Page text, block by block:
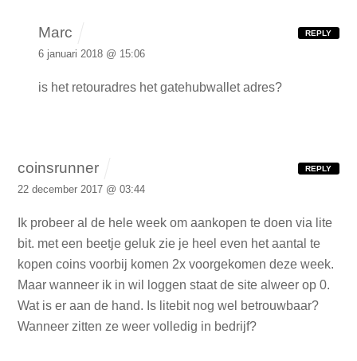
Marc
6 januari 2018 @ 15:06
is het retouradres het gatehubwallet adres?
REPLY
coinsrunner
22 december 2017 @ 03:44
Ik probeer al de hele week om aankopen te doen via lite
bit. met een beetje geluk zie je heel even het aantal te
kopen coins voorbij komen 2x voorgekomen deze week.
Maar wanneer ik in wil loggen staat de site alweer op 0.
Wat is er aan de hand. Is litebit nog wel betrouwbaar?
Wanneer zitten ze weer volledig in bedrijf?
REPLY